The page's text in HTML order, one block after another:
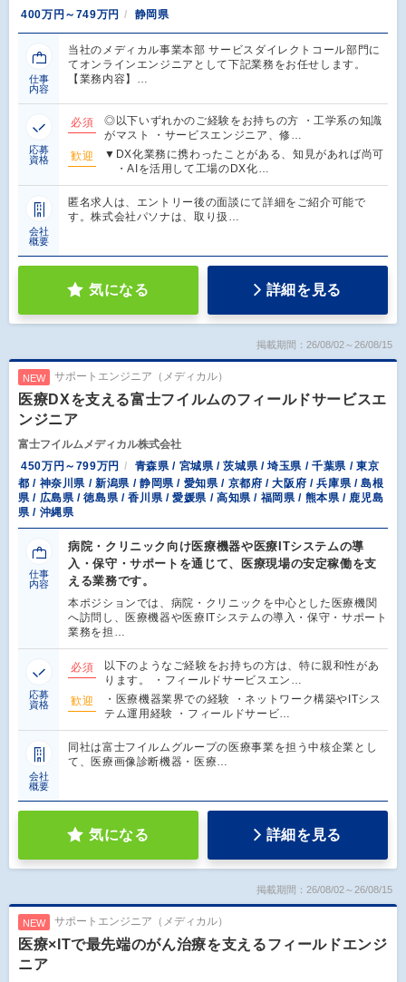
400万円～749万円 静岡県
仕事
内容
当社のメディカル事業本部 サービスダイレクトコール部門に
てオンラインエンジニアとして下記業務をお任せします。
【業務内容】…
応募
資格
必須
◎以下いずれかのご経験をお持ちの方 ・工学系の知識
がマスト ・サービスエンジニア、修…
歓迎
▼DX化業務に携わったことがある、知見があれば尚可
・AIを活用して工場のDX化…
会社
概要
匿名求人は、エントリー後の面談にて詳細をご紹介可能で
す。株式会社パソナは、取り扱…
気になる 詳細を見る
掲載期間：26/08/02～26/08/15
NEW サポートエンジニア（メディカル）
医療DXを支える富士フイルムのフィールドサービスエ
ンジニア
富士フイルムメディカル株式会社
450万円～799万円
青森県 / 宮城県 / 茨城県 / 埼玉県 / 千葉県 / 東京
都 / 神奈川県 / 新潟県 / 静岡県 / 愛知県 / 京都府 / 大阪府 / 兵庫県 / 島根
県 / 広島県 / 徳島県 / 香川県 / 愛媛県 / 高知県 / 福岡県 / 熊本県 / 鹿児島
県 / 沖縄県
仕事
内容
病院・クリニック向け医療機器や医療ITシステムの導
入・保守・サポートを通じて、医療現場の安定稼働を支
える業務です。
本ポジションでは、病院・クリニックを中心とした医療機関
へ訪問し、医療機器や医療ITシステムの導入・保守・サポート
業務を担…
応募
資格
必須
以下のようなご経験をお持ちの方は、特に親和性があ
ります。 ・フィールドサービスエン…
歓迎
・医療機器業界での経験 ・ネットワーク構築やITシス
テム運用経験 ・フィールドサービ…
会社
概要
同社は富士フイルムグループの医療事業を担う中核企業とし
て、医療画像診断機器・医療…
気になる 詳細を見る
掲載期間：26/08/02～26/08/15
NEW サポートエンジニア（メディカル）
医療×ITで最先端のがん治療を支えるフィールドエンジ
ニア